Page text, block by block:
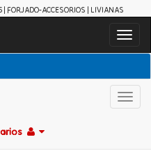
FORJADO-ACCESORIOS | LIVIANAS